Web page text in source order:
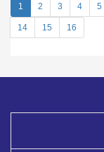
1 2 3 4 5
14 15 16